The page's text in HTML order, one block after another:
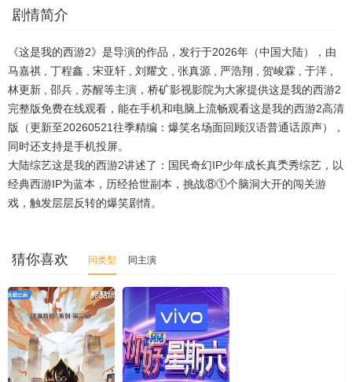
20260626(下)
20260628(苏醒高瀚宇专访) 20260703(试炼场)
20260704(外传) 20260705(“雪饼猴”王铁柱专访)
20260710(下) 20260711(游戏速看)
剧情简介
《这是我的西游2》是导演的作品，发行于2026年（中国大陆），由
马嘉祺 , 丁程鑫 , 宋亚轩 , 刘耀文 , 张真源 , 严浩翔 , 贺峻霖 , 于洋 ,
林更新 , 邵兵 , 苏醒等主演，桥矿影视影院为大家提供这是我的西游2
完整版免费在线观看，能在手机和电脑上流畅观看这是我的西游2高清
版（更新至20260521往季精编：爆笑名场面回顾汉语普通话原声），
同时还支持是手机投屏。
大陆综艺这是我的西游2讲述了：国民奇幻IP少年成长真秂秀综艺，以
经典西游IP为蓝本，历经拾世副本，挑战⑧①个脑洞大开的闯关游
戏，触发层层反转的爆笑剧情。
猜你喜欢 同类型 同主演